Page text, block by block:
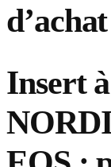
d’achat
Insert